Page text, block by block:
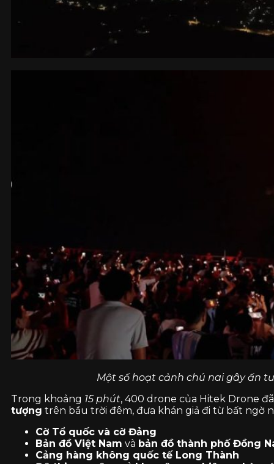
Một số hoạt cảnh chú nai gây ấn
Trong khoảng 15 phút, 400 drone của Hitek Drone
tượng trên bầu trời đêm, đưa khán giả đi từ bất ngờ
Cờ Tổ quốc và cờ Đảng
Bản đồ Việt Nam và bản đồ thành phố Đồng
Cảng hàng không quốc tế Long Thành